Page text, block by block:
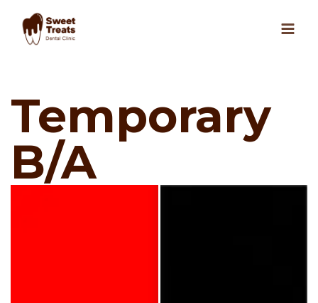
content
Temporary
B/A